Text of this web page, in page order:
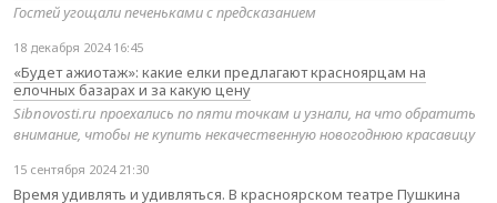
Гостей угощали печеньками с предсказанием
18 декабря 2024 16:45
«Будет ажиотаж»: какие елки предлагают красноярцам на
елочных базарах и за какую цену
Sibnovosti.ru проехались по пяти точкам и узнали, на что обратить
внимание, чтобы не купить некачественную новогоднюю красавицу
15 сентября 2024 21:30
Время удивлять и удивляться. В красноярском театре Пушкина